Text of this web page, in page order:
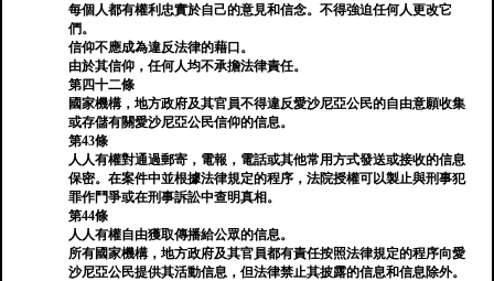
每個人都有權利忠實於自己的意見和信念。不得強迫任何人更改它
們。
信仰不應成為違反法律的藉口。
由於其信仰，任何人均不承擔法律責任。
第四十二條
國家機構，地方政府及其官員不得違反愛沙尼亞公民的自由意願收集
或存儲有關愛沙尼亞公民信仰的信息。
第43條
人人有權對通過郵寄，電報，電話或其他常用方式發送或接收的信息
保密。在案件中並根據法律規定的程序，法院授權可以製止與刑事犯
罪作鬥爭或在刑事訴訟中查明真相。
第44條
人人有權自由獲取傳播給公眾的信息。
所有國家機構，地方政府及其官員都有責任按照法律規定的程序向愛
沙尼亞公民提供其活動信息，但法律禁止其披露的信息和信息除外。